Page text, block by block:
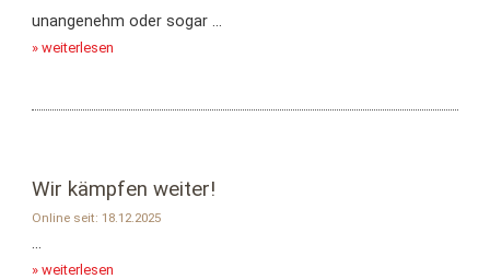
unangenehm oder sogar ...
» weiterlesen
Wir kämpfen weiter!
Online seit: 18.12.2025
...
» weiterlesen